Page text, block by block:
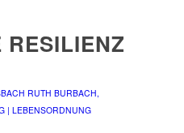
RESILIENZ
RUTH BURBACH,
| LEBENSORDNUNG